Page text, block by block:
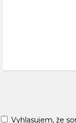
Vyhlasujem, že